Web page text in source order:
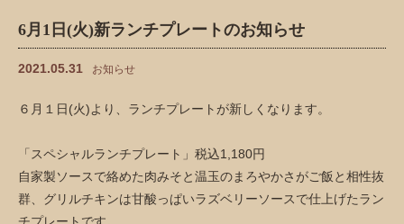
6月1日(火)新ランチプレートのお知らせ
2021.05.31 お知らせ
６月１日(火)より、ランチプレートが新しくなります。
「スペシャルランチプレート」税込1,180円
自家製ソースで絡めた肉みそと温玉のまろやかさがご飯と相性抜
群、グリルチキンは甘酸っぱいラズベリーソースで仕上げたラン